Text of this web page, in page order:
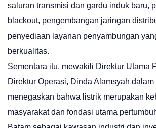
saluran transmisi dan gardu induk baru,
blackout, pengembangan jaringan
penyediaan layanan penyambungan
berkualitas.
Sementara itu, mewakili Direktur Utama
Direktur Operasi, Dinda Alamsyah
menegaskan bahwa listrik merupakan
masyarakat dan fondasi utama